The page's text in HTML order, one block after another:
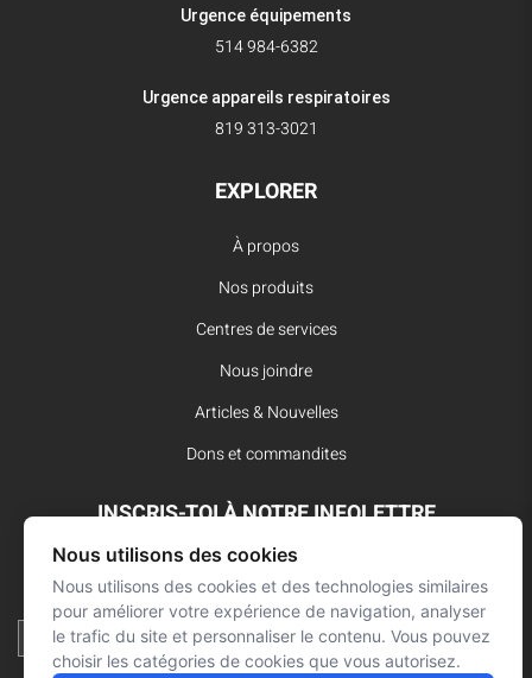
Urgence équipements
514 984-6382
Urgence appareils respiratoires
819 313-3021
EXPLORER
À propos
Nos produits
Centres de services
Nous joindre
Articles & Nouvelles
Dons et commandites
INSCRIS-TOI À NOTRE INFOLETTRE
Reste à l’affût des dernières innovations pour vos interventions
d’urgence et ne manque aucune nouvelle de L’Arsenal.
Nous utilisons des cookies
Nous utilisons des cookies et des technologies similaires
pour améliorer votre expérience de navigation, analyser
le trafic du site et personnaliser le contenu. Vous pouvez
choisir les catégories de cookies que vous autorisez.